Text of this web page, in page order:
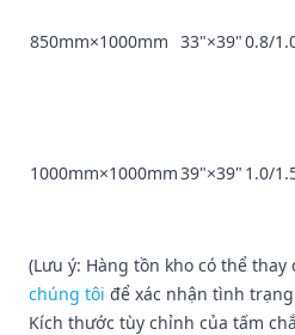
850mm×1000mm 33"×39"0.8/
1000mm×1000mm39"×39" 1.0/
(Lưu ý: Hàng tồn kho có thể thay
chúng tôi để xác nhận tình
Kích thước tùy chỉnh của tấm